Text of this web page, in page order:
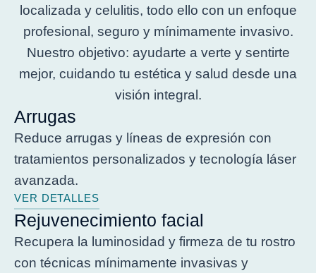
localizada y celulitis, todo ello con un enfoque
profesional, seguro y mínimamente invasivo.
Nuestro objetivo: ayudarte a verte y sentirte
mejor, cuidando tu estética y salud desde una
visión integral.
Arrugas
Reduce arrugas y líneas de expresión con
tratamientos personalizados y tecnología láser
avanzada.
VER DETALLES
Rejuvenecimiento facial
Recupera la luminosidad y firmeza de tu rostro
con técnicas mínimamente invasivas y